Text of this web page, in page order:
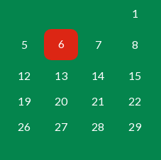
1
5 6 7 8
12 13 14 15
19 20 21 22
26 27 28 29